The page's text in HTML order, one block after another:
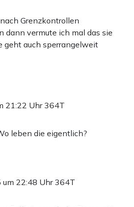
Grenzkontrollen
dann vermute ich mal das sie
geht auch sperrangelweit
21:22 Uhr364T
leben die eigentlich?
22:48 Uhr364T